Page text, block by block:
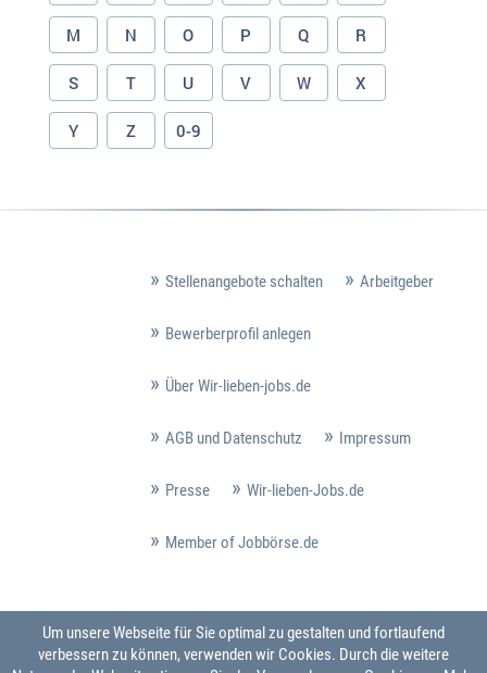
M N O P Q R
S T U V W X
Y Z 0-9
Stellenangebote schalten Arbeitgeber
Bewerberprofil anlegen
Über Wir-lieben-jobs.de
AGB und Datenschutz Impressum
Presse Wir-lieben-Jobs.de
Member of Jobbörse.de
Um unsere Webseite für Sie optimal zu gestalten und fortlaufend
verbessern zu können, verwenden wir Cookies. Durch die weitere